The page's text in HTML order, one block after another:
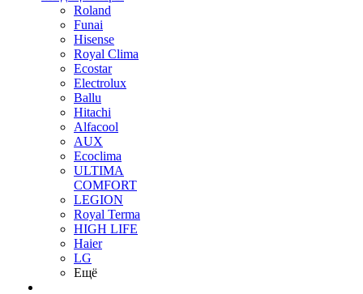
Roland
Funai
Hisense
Royal Clima
Ecostar
Electrolux
Ballu
Hitachi
Alfacool
AUX
Ecoclima
ULTIMA
COMFORT
LEGION
Royal Terma
HIGH LIFE
Haier
LG
Ещё